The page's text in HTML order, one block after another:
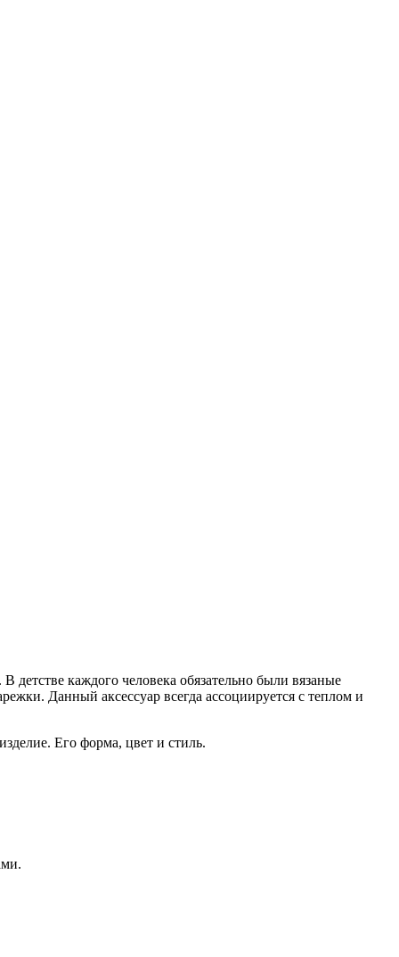
детстве каждого человека обязательно были вязаные
Данный аксессуар всегда ассоциируется с теплом и
Его форма, цвет и стиль.